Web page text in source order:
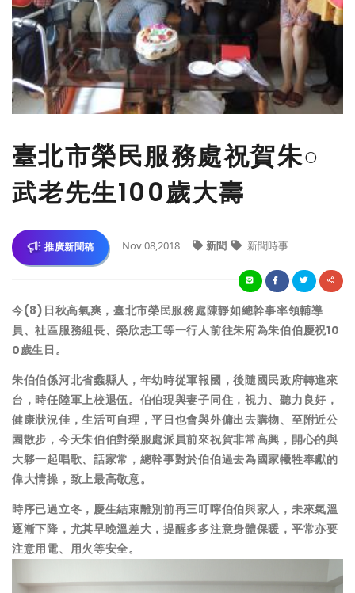
臺北市榮民服務處祝賀朱○
武老先生100歲大壽
推廣新聞稿 Nov 08,2018 新聞 新聞時事
今(8)日秋高氣爽，臺北市榮民服務處陳靜如總幹事率領輔導
員、社區服務組長、榮欣志工等一行人前往朱府為朱伯伯慶祝10
0歲生日。
朱伯伯係河北省蠡縣人，年幼時從軍報國，後隨國民政府轉進來
台，時任陸軍上校退伍。伯伯現與妻子同住，視力、聽力良好，
健康狀況佳，生活可自理，平日也會與外傭出去購物、至附近公
園散步，今天朱伯伯對榮服處派員前來祝賀非常高興，開心的與
大夥一起唱歌、話家常，總幹事對於伯伯過去為國家犧牲奉獻的
偉大情操，致上最高敬意。
時序已過立冬，慶生結束離別前再三叮嚀伯伯與家人，未來氣溫
逐漸下降，尤其早晚溫差大，提醒多多注意身體保暖，平常亦要
注意用電、用火等安全。